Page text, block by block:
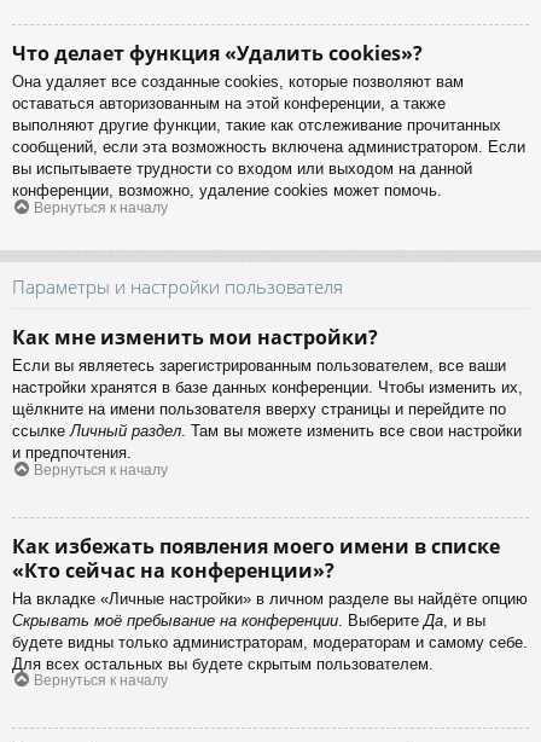
Что делает функция «Удалить cookies»?
Она удаляет все созданные cookies, которые позволяют вам
оставаться авторизованным на этой конференции, а также
выполняют другие функции, такие как отслеживание прочитанных
сообщений, если эта возможность включена администратором. Если
вы испытываете трудности со входом или выходом на данной
конференции, возможно, удаление cookies может помочь.
Вернуться к началу
Параметры и настройки пользователя
Как мне изменить мои настройки?
Если вы являетесь зарегистрированным пользователем, все ваши
настройки хранятся в базе данных конференции. Чтобы изменить их,
щёлкните на имени пользователя вверху страницы и перейдите по
ссылкеЛичный раздел. Там вы можете изменить все свои настройки
и предпочтения.
Вернуться к началу
Как избежать появления моего имени в списке
«Кто сейчас на конференции»?
На вкладке «Личные настройки» в личном разделе вы найдёте опцию
Скрывать моё пребывание на конференции . Выберите Да , и вы
будете видны только администраторам, модераторам и самому себе.
Для всех остальных вы будете скрытым пользователем.
Вернуться к началу